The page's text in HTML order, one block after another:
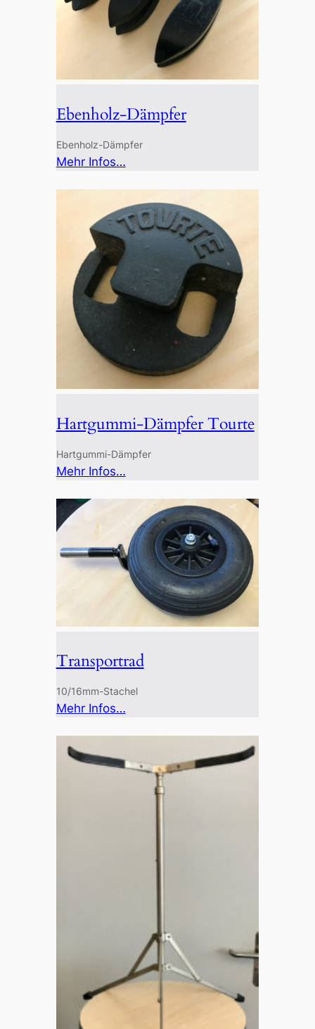
Ebenholz-Dämpfer
Ebenholz-Dämpfer
Mehr Infos…
Hartgummi-Dämpfer Tourte
Hartgummi-Dämpfer
Mehr Infos…
Dämpfer
Tourte
Transportrad
10/16mm-Stachel
Mehr Infos…: